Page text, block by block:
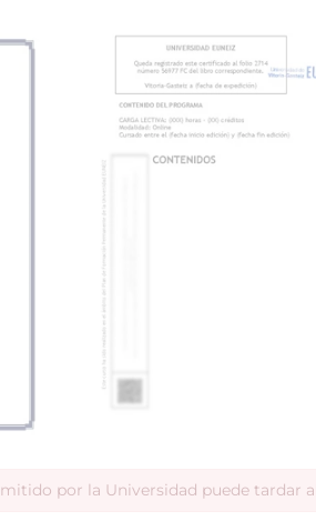
por la Universidad puede tardar